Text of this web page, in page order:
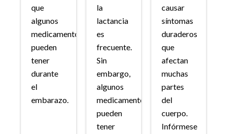
que
algunos
medicamentos
pueden
tener
durante
el
embarazo.
la
lactancia
es
frecuente.
Sin
embargo,
algunos
medicamentos
pueden
tener
causar
síntomas
duraderos
que
afectan
muchas
partes
del
cuerpo.
Infórmese